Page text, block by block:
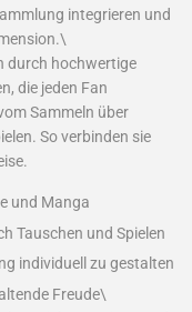
integrieren und
durch hochwertige
die jeden Fan
Sammeln über
So verbinden sie
und Manga
Tauschen und Spielen
individuell zu gestalten
Freude\